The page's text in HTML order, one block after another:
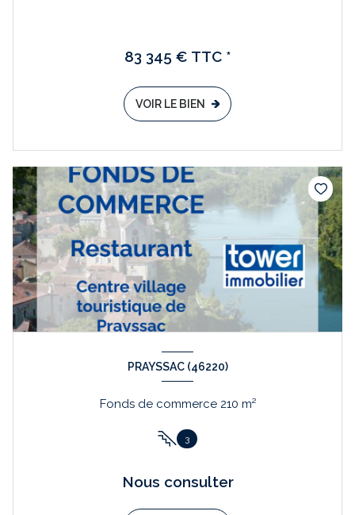
83 345 € TTC *
VOIR LE BIEN
PRAYSSAC (46220)
Fonds de commerce 210 m²
3
Nous consulter